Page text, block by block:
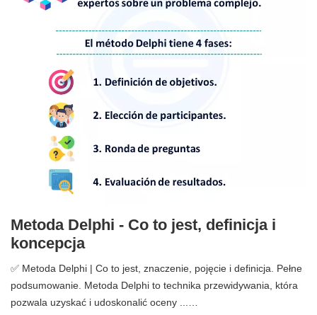
Metoda Delphi - Co to jest, definicja i
koncepcja
✅ Metoda Delphi | Co to jest, znaczenie, pojęcie i definicja. Pełne
podsumowanie. Metoda Delphi to technika przewidywania, która
pozwala uzyskać i udoskonalić oceny ...…